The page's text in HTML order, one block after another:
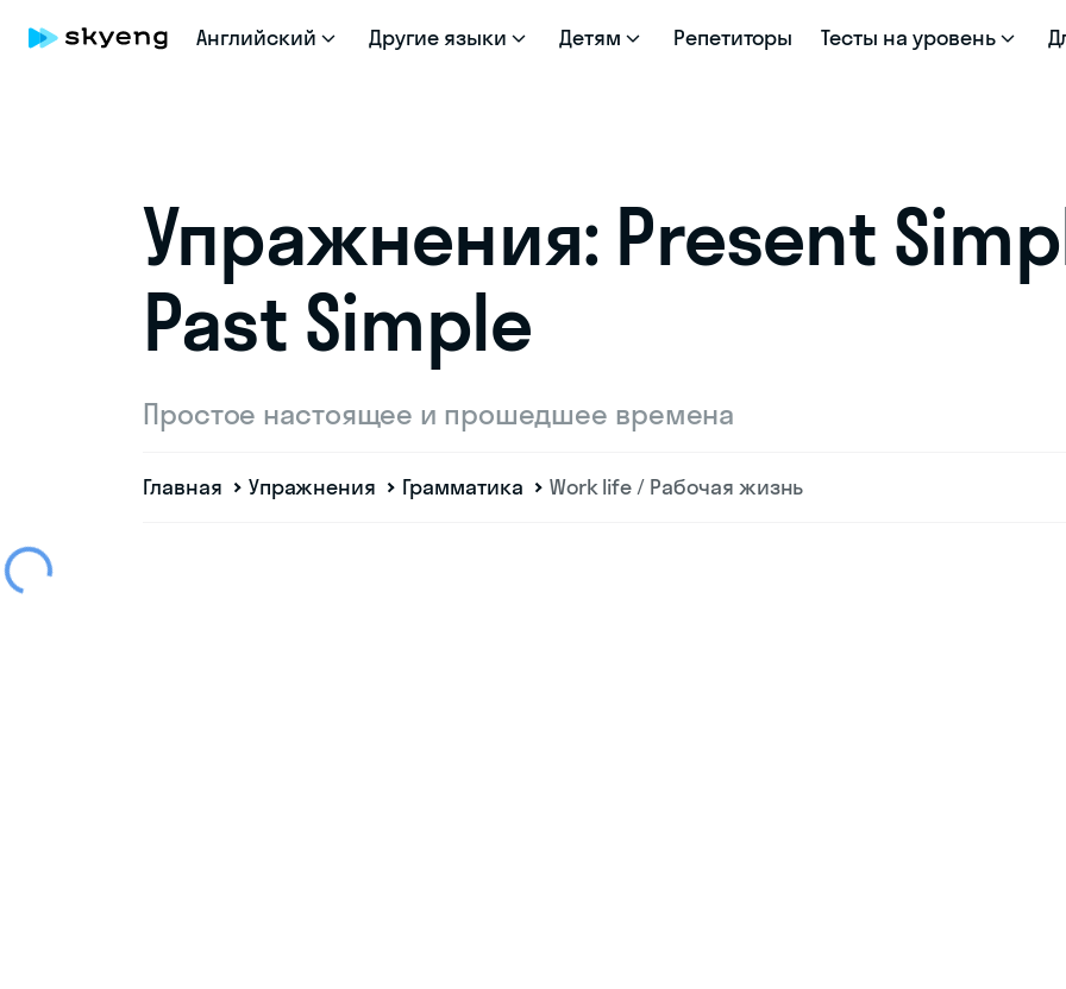
Английский Другие языки Детям Репетиторы Тесты на уровень
Упражнения: Present
Past Simple
Простое настоящее и прошедшее времена
Главная Упражнения Грамматика Work life / Рабочая жизнь